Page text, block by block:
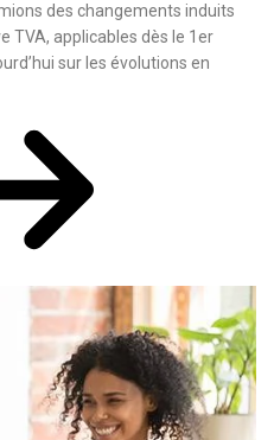
des changements induits
TVA, applicables dès le 1er
sur les évolutions en